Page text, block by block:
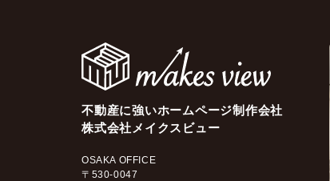
不動産に強いホームページ制作会社
株式会社メイクスビュー
OSAKA OFFICE
〒530-0047